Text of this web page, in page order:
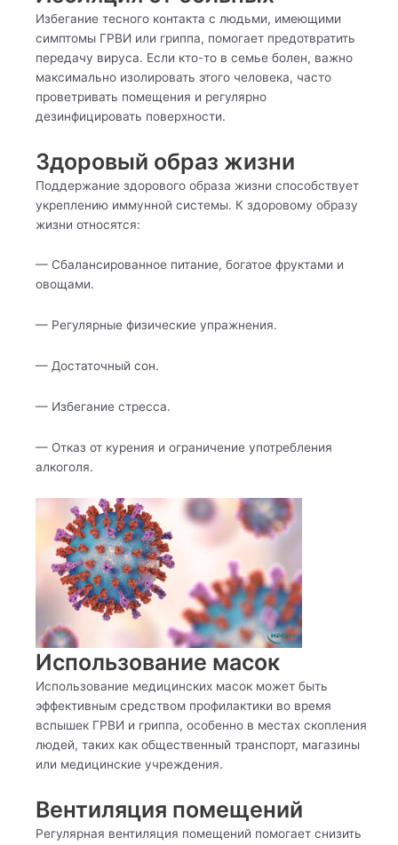
Избегание тесного контакта с людьми, имеющими
симптомы ГРВИ или гриппа, помогает предотвратить
передачу вируса. Если кто-то в семье болен, важно
максимально изолировать этого человека, часто
проветривать помещения и регулярно
дезинфицировать поверхности.
Здоровый образ жизни
Поддержание здорового образа жизни способствует
укреплению иммунной системы. К здоровому образу
жизни относятся:
— Сбалансированное питание, богатое фруктами и
овощами.
— Регулярные физические упражнения.
— Достаточный сон.
— Избегание стресса.
— Отказ от курения и ограничение употребления
алкоголя.
Использование масок
Использование медицинских масок может быть
эффективным средством профилактики во время
вспышек ГРВИ и гриппа, особенно в местах скопления
людей, таких как общественный транспорт, магазины
или медицинские учреждения.
Вентиляция помещений
Регулярная вентиляция помещений помогает снизить